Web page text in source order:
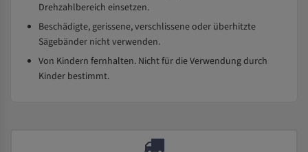
Drehzahlbereich einsetzen.
Beschädigte, gerissene, verschlissene oder überhitzte
Sägebänder nicht verwenden.
Von Kindern fernhalten. Nicht für die Verwendung durch
Kinder bestimmt.